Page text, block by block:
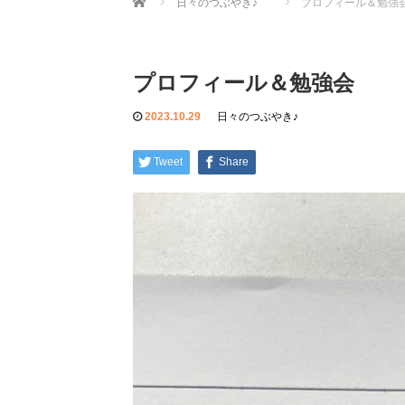
日々のつぶやき♪ プロフィール＆勉強
プロフィール＆勉強会
2023.10.29 日々のつぶやき♪
Tweet Share